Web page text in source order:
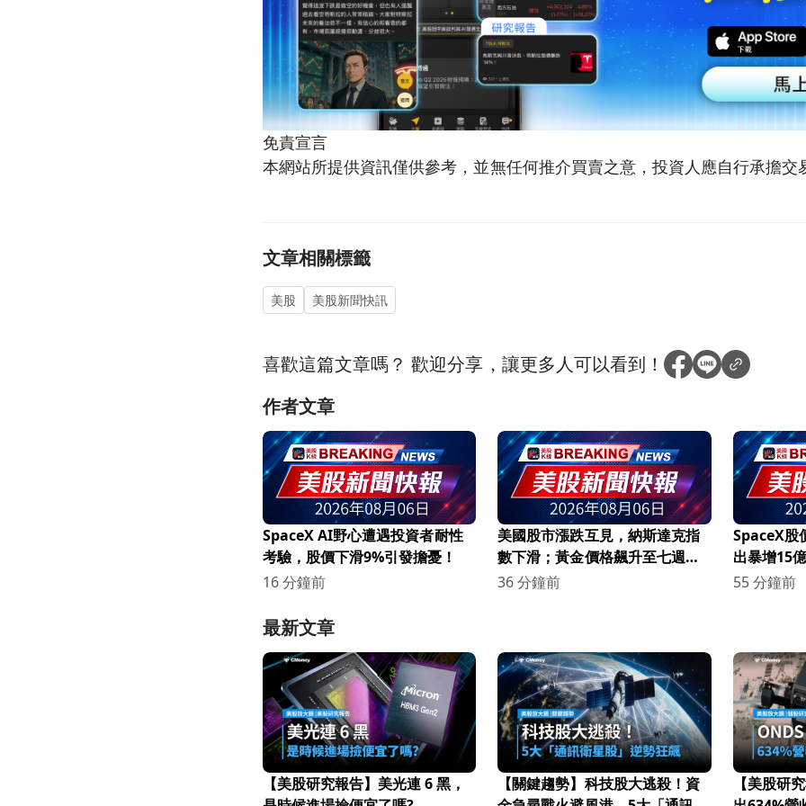
免責宣言
本網站所提供資訊僅供參考，並無任何推介買賣之意，投資人應自行承擔交
文章相關標籤
美股 美股新聞快訊
喜歡這篇文章嗎？歡迎分享，讓更多人可以看到！
作者文章
SpaceX AI野心遭遇投資者耐性
考驗，股價下滑9%引發擔憂！
16 分鐘前
美國股市漲跌互見，納斯達克指
數下滑；黃金價格飆升至七週高
點！
36 分鐘前
SpaceX股
出暴增15
憂！
55 分鐘前
最新文章
【美股研究報告】美光連 6 黑，
【關鍵趨勢】科技股大逃殺！資
【美股研